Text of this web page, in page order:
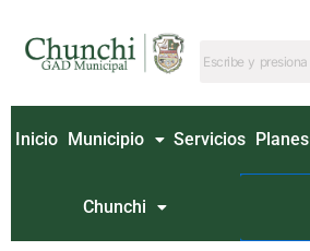
contenido
Inicio Municipio Servicios Planes
Chunchi